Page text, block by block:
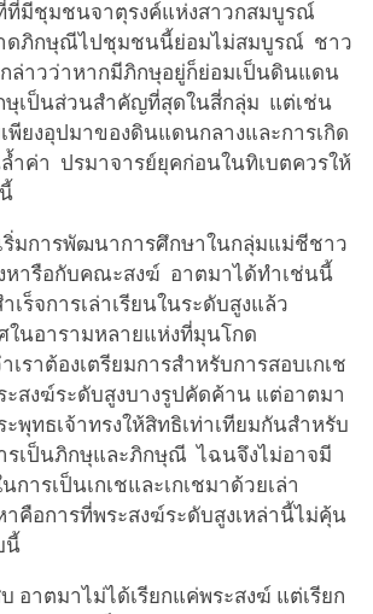
ที่มีชุมชนจาตุรงค์แห่งสาวกสมบูรณ์
ดภิกษุณีไปชุมชนนี้ย่อมไม่สมบูรณ์ ชาว
ล่าวว่าหากมีภิกษุอยู่ก็ย่อมเป็นดินแดน
ษุเป็นส่วนสำคัญที่สุดในสี่กลุ่ม แต่เช่น
พียงอุปมาของดินแดนกลางและการเกิด
ำค่า ปรมาจารย์ยุคก่อนในทิเบตควรให้
ริ่มการพัฒนาการศึกษาในกลุ่มแม่ชีชาว
หารือกับคณะสงฆ์ อาตมาได้ทำเช่นนี้
ร็จการเล่าเรียนในระดับสูงแล้ว
ในอารามหลายแห่งที่มุนโกด
เราต้องเตรียมการสำหรับการสอบเกเช
ะสงฆ์ระดับสูงบางรูปคัดค้าน แต่อาตมา
พุทธเจ้าทรงให้สิทธิเท่าเทียมกันสำหรับ
รเป็นภิกษุและภิกษุณี ไฉนจึงไม่อาจมี
การเป็นเกเชและเกเชมาด้วยเล่า
คือการที่พระสงฆ์ระดับสูงเหล่านี้ไม่คุ้น
นี้
อาตมาไม่ได้เรียกแค่พระสงฆ์ แต่เรียก